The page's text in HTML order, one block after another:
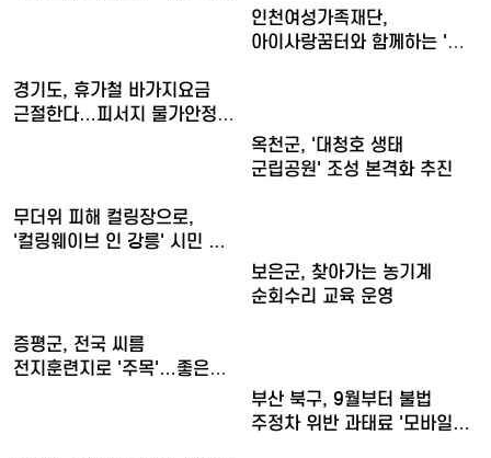
인천여성가족재단,
아이사랑꿈터와 함께하는 '놀
경기도, 휴가철 바가지요금
근절한다…피서지 물가안정
옥천군, '대청호 생태
군립공원' 조성 본격화 추진
무더위 피해 컬링장으로,
'컬링웨이브 인 강릉' 시민 …
보은군, 찾아가는 농기계
순회수리 교육 운영
증평군, 전국 씨름
전지훈련지로 '주목'…좋은
부산 북구, 9월부터 불법
주정차 위반 과태료 '모바일…